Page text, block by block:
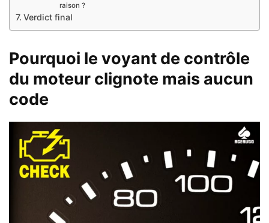
raison ?
Verdict final
Pourquoi le voyant de contrôle
du moteur clignote mais aucun
code